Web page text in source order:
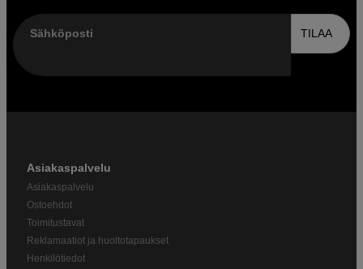
Sähköposti TILAA
Asiakaspalvelu
Asiakaspalvelu
Ostoehdot
Toimitustavat
Reklamaatiot ja huoltotapaukset
Henkilötiedot